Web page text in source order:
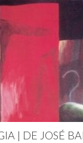
| DE JOSÉ